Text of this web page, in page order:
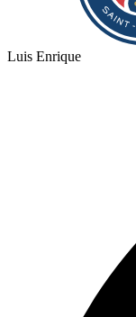
Luis Enrique